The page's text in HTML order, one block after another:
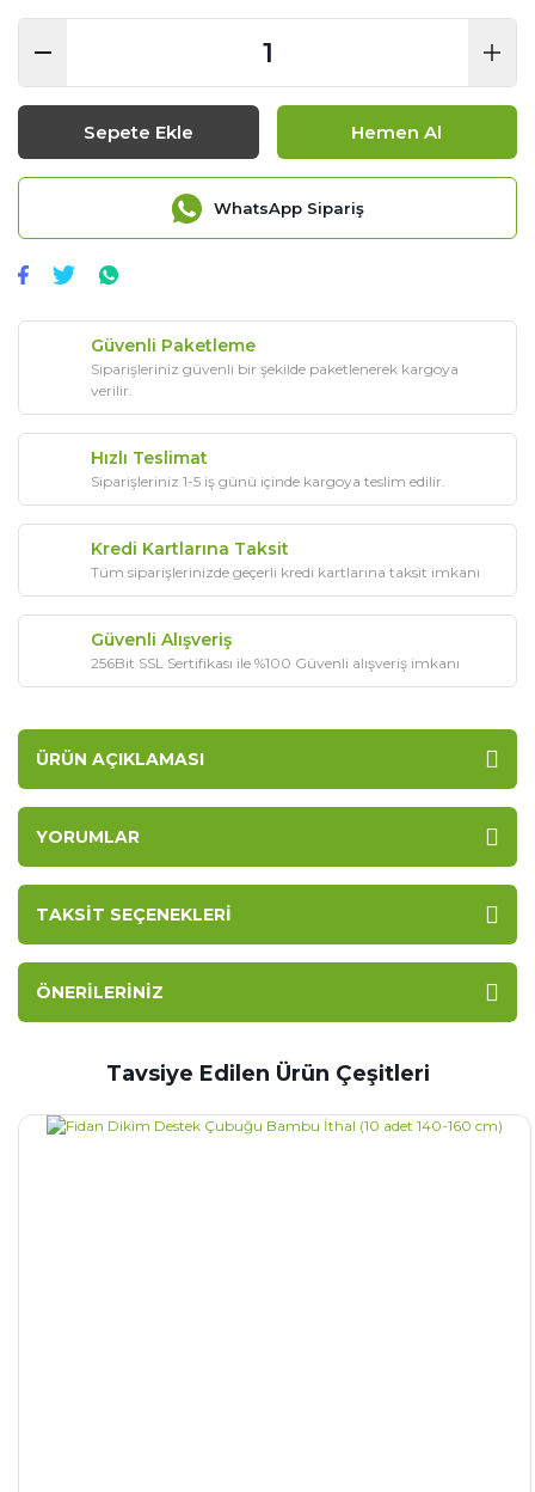
Sepete Ekle Hemen Al
WhatsApp Sipariş
Güvenli Paketleme
Siparişleriniz güvenli bir şekilde paketlenerek kargoya
verilir.
Hızlı Teslimat
Siparişleriniz 1-5 iş günü içinde kargoya teslim edilir.
Kredi Kartlarına Taksit
Tüm siparişlerinizde geçerli kredi kartlarına taksit imkanı
Güvenli Alışveriş
256Bit SSL Sertifikası ile %100 Güvenli alışveriş imkanı
ÜRÜN AÇIKLAMASI
YORUMLAR
TAKSIT SEÇENEKLERI
ÖNERILERINIZ
Tavsiye Edilen Ürün Çeşitleri